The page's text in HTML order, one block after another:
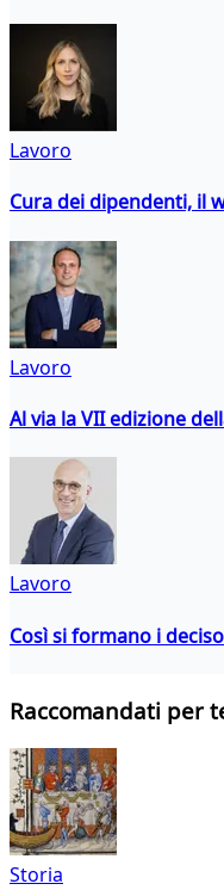
Lavoro
Cura dei dipendenti, il
Lavoro
Al via la VII edizione
Lavoro
Così si formano i
Raccomandati per
Storia